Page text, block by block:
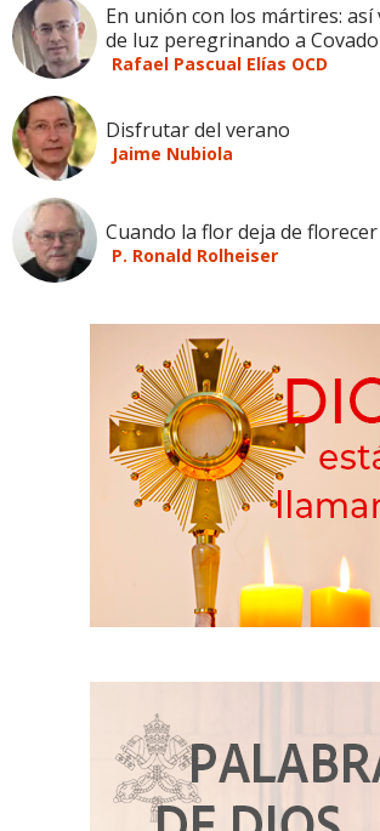
En unión con los mártires:
de luz peregrinando a
Rafael Pascual Elías OCD
Disfrutar del verano
Jaime Nubiola
Cuando la flor deja de florecer
P. Ronald Rolheiser